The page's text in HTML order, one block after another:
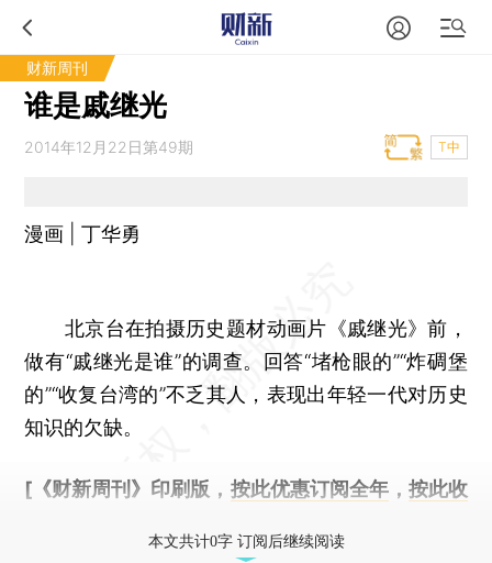
财新周刊
谁是戚继光
2014年12月22日第49期 T中
漫画 | 丁华勇
北京台在拍摄历史题材动画片《戚继光》前，
做有“戚继光是谁”的调查。回答“堵枪眼的”“炸碉堡
的”“收复台湾的”不乏其人，表现出年轻一代对历史
知识的欠缺。
[《财新周刊》印刷版， 按此优惠订阅全年， 按此收
本文共计0字 订阅后继续阅读